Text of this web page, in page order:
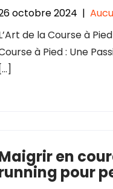
octobre 2024 |
de la Course à
à Pied : Une
[…]
en
pour